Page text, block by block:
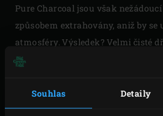
Souhlas Detaily
Pure Charcoal jsou však
způsobem extrahovány, aniž by se
atmosféry. Výsledek? Velmi čisté
bez dehtu a s o 62 % nižšími
srovnání s většinou dřevěných
Ing. Mohammad Aleysa, vedoucí